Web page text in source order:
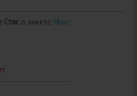
Стас в анкете Макс